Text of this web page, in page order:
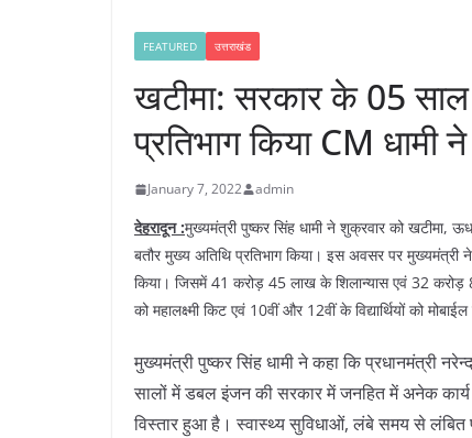
FEATURED उत्तराखंड
खटीमा: सरकार के 05 साल
प्रतिभाग किया CM धामी ने
January 7, 2022 admin
देहरादून :मुख्यमंत्री पुष्कर सिंह धामी ने शुक्रवार को खटीमा,
बतौर मुख्य अतिथि प्रतिभाग किया। इस अवसर पर मुख्यमंत्री
किया। जिसमें 41 करोड़ 45 लाख के शिलान्यास एवं 32 करोड़
को महालक्ष्मी किट एवं 10वीं और 12वीं के विद्यार्थियों को
मुख्यमंत्री पुष्कर सिंह धामी ने कहा कि प्रधानमंत्री
सालों में डबल इंजन की सरकार में जनहित में अनेक
विस्तार हुआ है। स्वास्थ्य सुविधाओं, लंबे समय से